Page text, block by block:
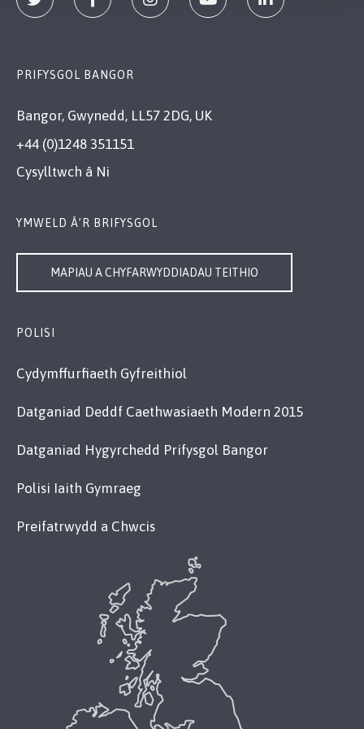
PRIFYSGOL BANGOR
Bangor, Gwynedd, LL57 2DG, UK
+44 (0)1248 351151
Cysylltwch â Ni
YMWELD Â’R BRIFYSGOL
MAPIAU A CHYFARWYDDIADAU TEITHIO
POLISI
Cydymffurfiaeth Gyfreithiol
Datganiad Deddf Caethwasiaeth Modern 2015
Datganiad Hygyrchedd Prifysgol Bangor
Polisi Iaith Gymraeg
Preifatrwydd a Chwcis